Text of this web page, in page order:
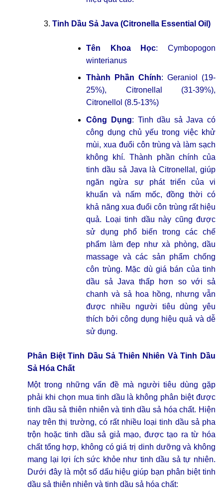
Tinh Dầu Sả Java (Citronella Essential Oil)
Tên Khoa Học: Cymbopogon
winterianus
Thành Phần Chính: Geraniol (19-
25%), Citronellal (31-39%),
Citronellol (8.5-13%)
Công Dụng: Tinh dầu sả Java có
công dụng chủ yếu trong việc khử
mùi, xua đuổi côn trùng và làm sạch
không khí. Thành phần chính của
tinh dầu sả Java là Citronellal, giúp
ngăn ngừa sự phát triển của vi
khuẩn và nấm mốc, đồng thời có
khả năng xua đuổi côn trùng rất hiệu
quả. Loại tinh dầu này cũng được
sử dụng phổ biến trong các chế
phẩm làm đẹp như xà phòng, dầu
massage và các sản phẩm chống
côn trùng. Mặc dù giá bán của tinh
dầu sả Java thấp hơn so với sả
chanh và sả hoa hồng, nhưng vẫn
được nhiều người tiêu dùng yêu
thích bởi công dụng hiệu quả và dễ
sử dụng.
Phân Biệt Tinh Dầu Sả Thiên Nhiên Và Tinh Dầu
Sả Hóa Chất
Một trong những vấn đề mà người tiêu dùng gặp
phải khi chọn mua tinh dầu là không phân biệt được
tinh dầu sả thiên nhiên và tinh dầu sả hóa chất. Hiện
nay trên thị trường, có rất nhiều loại tinh dầu sả pha
trộn hoặc tinh dầu sả giả mạo, được tạo ra từ hóa
chất tổng hợp, không có giá trị dinh dưỡng và không
mang lại lợi ích sức khỏe như tinh dầu sả tự nhiên.
Dưới đây là một số dấu hiệu giúp bạn phân biệt tinh
dầu sả thiên nhiên và tinh dầu sả hóa chất: